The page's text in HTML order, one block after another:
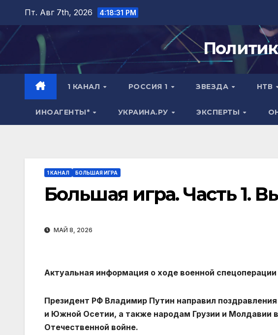
Перейти
содержимому
Пт. Авг 7th, 2026 4:18:32 PM
1 КАНАЛ РОССИЯ 1 ЗВЕЗДА НТВ
ИНОАГЕНТЫ* УКРАИНА.РУ ЭКСПЕРТЫ
1 КАНАЛ БОЛЬШАЯ ИГРА
Большая игра. Часть 1.
МАЙ 8, 2026
Актуальная информация о ходе военной спецоперации
Президент РФ Владимир Путин направил
и Южной Осетии, а также народам Грузии и Молдавии
Отечественной войне.